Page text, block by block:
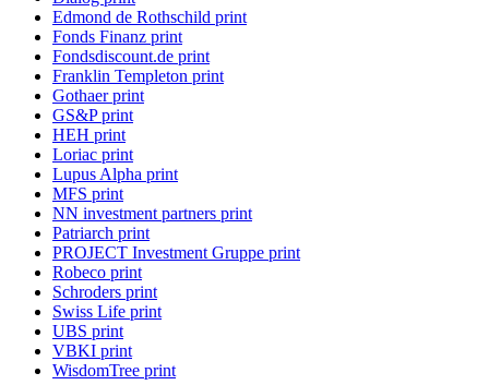
Edmond de Rothschild print
Fonds Finanz print
Fondsdiscount.de print
Franklin Templeton print
Gothaer print
GS&P print
HEH print
Loriac print
Lupus Alpha print
MFS print
NN investment partners print
Patriarch print
PROJECT Investment Gruppe print
Robeco print
Schroders print
Swiss Life print
UBS print
VBKI print
WisdomTree print